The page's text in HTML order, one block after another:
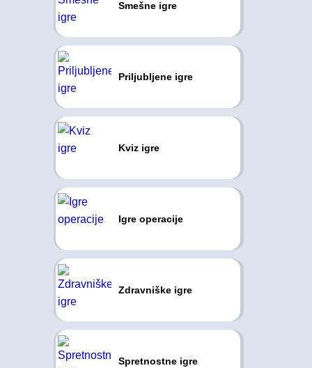
Smešne igre
Priljubljene igre
Kviz igre
Igre operacije
Zdravniške igre
Spretnostne igre